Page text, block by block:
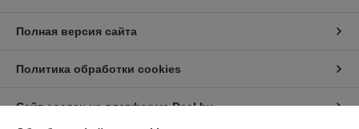
Полная версия сайта
Политика обработки cookies
Сайт создан на платформе Deal.by